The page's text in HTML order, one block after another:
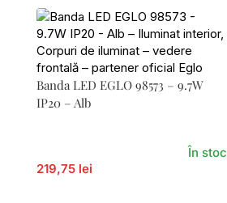
Banda LED EGLO 98573 – 9.7W
IP20 – Alb
219,75 lei
În stoc